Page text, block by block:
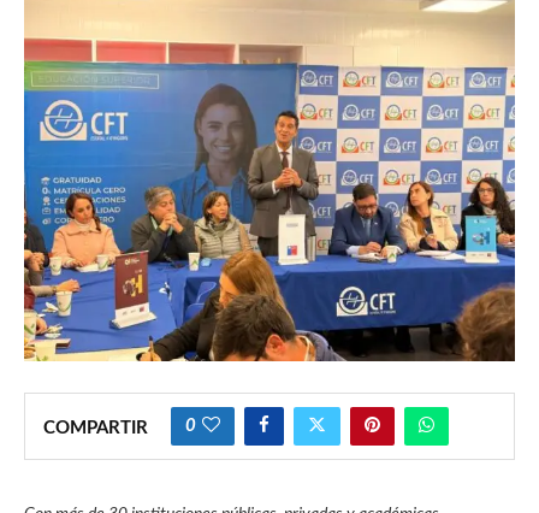
COMPARTIR 0